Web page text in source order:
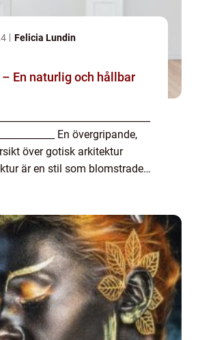
Felicia Lundin
En naturlig och hållbar
En övergripande,
över gotisk arkitektur
är en stil som blomstrade